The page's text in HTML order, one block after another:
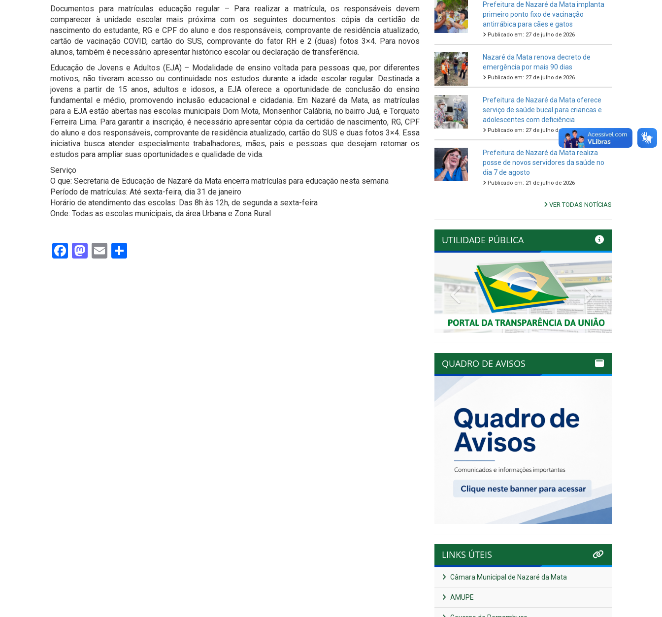
Documentos para matrículas educação regular – Para realizar a matrícula, os responsáveis devem
comparecer à unidade escolar mais próxima com os seguintes documentos: cópia da certidão de
nascimento do estudante, RG e CPF do aluno e dos responsáveis, comprovante de residência atualizado,
cartão de vacinação COVID, cartão do SUS, comprovante do fator RH e 2 (duas) fotos 3×4. Para novos
alunos, também é necessário apresentar histórico escolar ou declaração de transferência.
Educação de Jovens e Adultos (EJA) – Modalidade de ensino voltada para pessoas que, por diferentes
motivos, não tiveram acesso ou continuidade nos estudos durante a idade escolar regular. Destinada a
jovens a partir de 15 anos, adultos e idosos, a EJA oferece a oportunidade de conclusão do ensino
fundamental e médio, promovendo inclusão educacional e cidadania. Em Nazaré da Mata, as matrículas
para a EJA estão abertas nas escolas municipais Dom Mota, Monsenhor Calábria, no bairro Juá, e Torquato
Ferreira Lima. Para garantir a inscrição, é necessário apresentar cópia da certidão de nascimento, RG, CPF
do aluno e dos responsáveis, comprovante de residência atualizado, cartão do SUS e duas fotos 3×4. Essa
iniciativa busca atender especialmente trabalhadores, mães, pais e pessoas que desejam retomar os
estudos para ampliar suas oportunidades e qualidade de vida.
Serviço
O que: Secretaria de Educação de Nazaré da Mata encerra matrículas para educação nesta semana
Período de matrículas: Até sexta-feira, dia 31 de janeiro
Horário de atendimento das escolas: Das 8h às 12h, de segunda a sexta-feira
Onde: Todas as escolas municipais, da área Urbana e Zona Rural
Facebook
Mastodon
Email
Prefeitura de Nazaré da Mata implanta
primeiro ponto fixo de vacinação
antirrábica para cães e gatos
Publicado em: 27 de julho de 2026
Nazaré da Mata renova decreto de
emergência por mais 90 dias
Publicado em: 27 de julho de 2026
Prefeitura de Nazaré da Mata oferece
serviço de saúde bucal para criancas e
adolescentes com deficiência
Publicado em: 27 de julho de 2026
Prefeitura de Nazaré da Mata realiza
posse de novos servidores da saúde no
dia 7 de agosto
Publicado em: 21 de julho de 2026
VER TODAS NOTÍCIAS
UTILIDADE PÚBLICA
Previous Next
QUADRO DE AVISOS
LINKS ÚTEIS
Câmara Municipal de Nazaré da Mata
AMUPE